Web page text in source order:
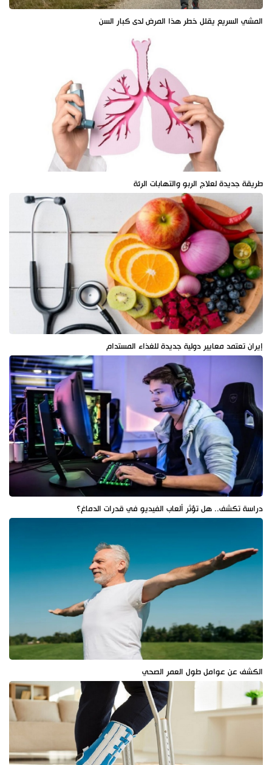
المشي السريع يقلل خطر هذا المرض لدى كبار السن
طريقة جديدة لعلاج الربو والتهابات الرئة
إيران تعتمد معايير دولية جديدة للغذاء المستدام
دراسة تكشف.. هل تؤثر ألعاب الفيديو في قدرات الدماغ؟
الكشف عن عوامل طول العمر الصحي